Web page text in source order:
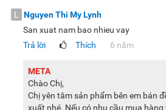
Khóa cửa tủ
lạnh và hạn chế tình trạng trẻ em
Lỗ thoát nước: Hỗ trợ vệ sinh tủ
L
Nguyen Thi My Lynh
San xuat nam bao nhieu vay
Trả lời
Thích 6 năm
META
Chào Chị,
Chị yên tâm sản phẩm bên em bán
xuất nhé. Nếu có nhu cầu mua